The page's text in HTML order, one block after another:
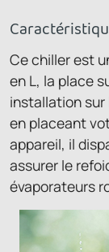
Ce chiller est
en L, la place
installation sur
en placeant
appareil, il
assurer le
évaporateurs